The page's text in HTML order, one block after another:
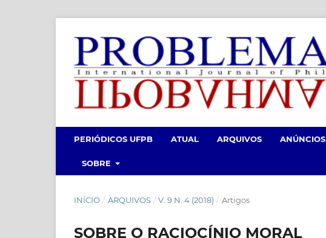
PERIÓDICOS UFPB ATUAL ARQUIVOS ANÚNCIOS
SOBRE
INÍCIO / ARQUIVOS / V. 9 N. 4 (2018) / Artigos
SOBRE O RACIOCÍNIO MORAL